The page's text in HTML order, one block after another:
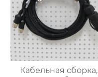
Кабельная сборка,